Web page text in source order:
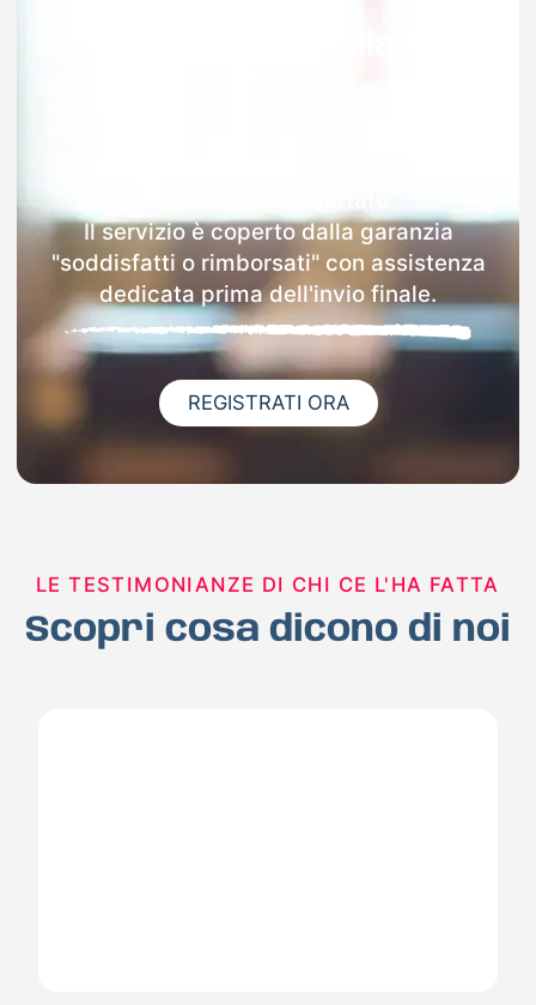
Il servizio è coperto dalla garanzia
"soddisfatti o rimborsati" con assistenza
dedicata prima dell'invio finale.
REGISTRATI ORA
LE TESTIMONIANZE DI CHI CE L'HA FATTA
Scopri cosa dicono di noi